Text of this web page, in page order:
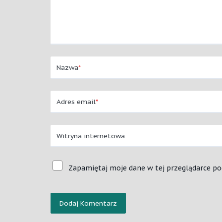
Nazwa*
Adres email*
Witryna internetowa
Zapamiętaj moje dane w tej przeglądarce